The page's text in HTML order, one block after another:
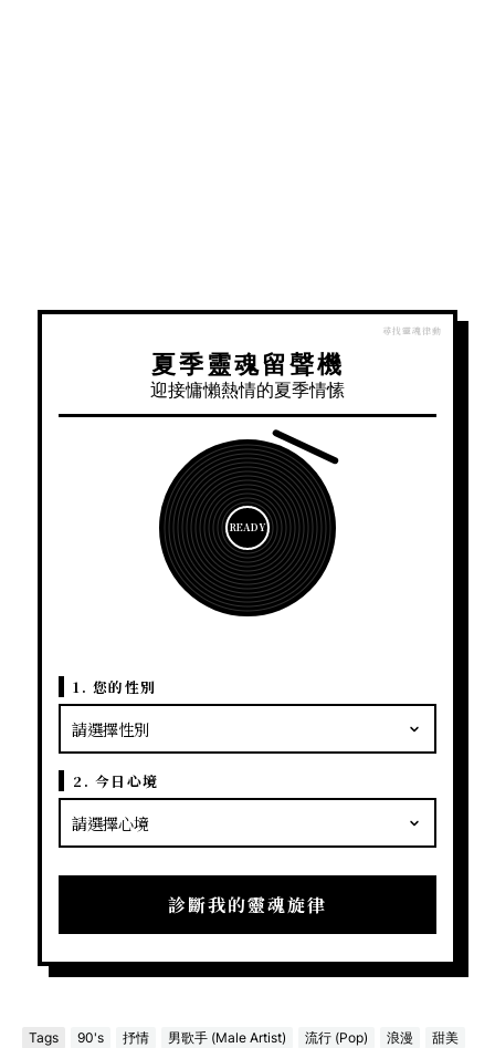
夏季靈魂留聲機
迎接慵懶熱情的夏季情愫
READY
1. 您的性別
2. 今日心境
診斷我的靈魂旋律
Tags 90's 抒情 男歌手 (Male Artist) 流行 (Pop) 浪漫
甜美